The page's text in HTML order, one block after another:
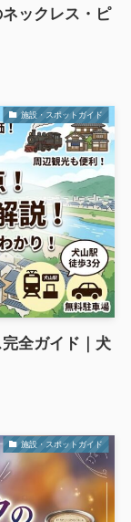
ックレス・ピ
施設・スポットガイド
全ガイド｜犬
施設・スポットガイド